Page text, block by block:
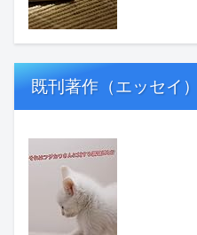
既刊著作（エッセイ）